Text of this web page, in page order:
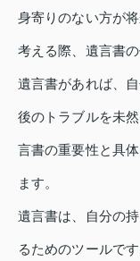
身寄りのない方が
考える際、遺言書
遺言書があれば、
後のトラブルを未
言書の重要性と具
ます。
遺言書は、自分の
るためのツールで